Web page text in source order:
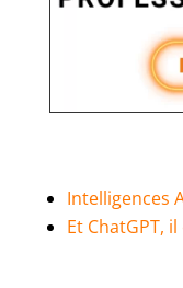
Intelligences
Et ChatGPT,